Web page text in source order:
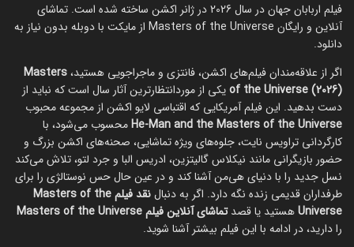
فیلم اربابان جهان در سال 2026 در ژانر اکشن ساخته شده است. تماشای
آنلاین و رایگان Masters of the Universe از مایکت با دوبله بدون نیاز به
دانلود.
اگر از علاقه‌مندان فیلم‌های اکشن، فانتزی و ماجراجویی هستید،Masters
of the Universe (2026)یکی از موردانتظارترین آثار سال است که نباید از
دست بدهید. این فیلم آمریکایی که اقتباسی لایو اکشن از مجموعه محبوب
He-Man and the Masters of the Universeمحسوب می‌شود، با
کارگردانی تراویس نایت، جلوه‌های ویژه تماشایی، صحنه‌های اکشن بزرگ و
حضور بازیگرانی مانند نیکلاس گالیتزین، ادریس البا و جرد لتو، تلاش می‌کند
نسل جدید را با دنیای هی‌من آشنا کند و در عین حال حس نوستالژی را برای
طرفداران قدیمی زنده نگه دارد. اگر به دنبال
نقد فیلم Masters of the
Universeهستید یا قصدتماشای آنلاین فیلم Masters of the Universe
را دارید، در ادامه با این فیلم بیشتر آشنا شوید.